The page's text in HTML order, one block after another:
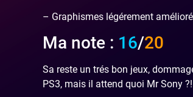
– Graphismes légérement
Ma note : 16/20
Sa reste un trés bon jeux,
PS3, mais il attend quoi Mr Sony ?!